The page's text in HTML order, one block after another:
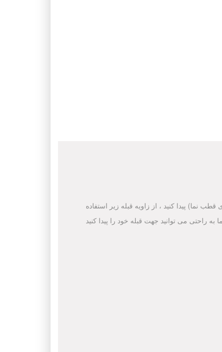
نما) پیدا کنید ، از زاویه قبله زیر استفاده
راحتی می توانید جهت قبله خود را پیدا کنید